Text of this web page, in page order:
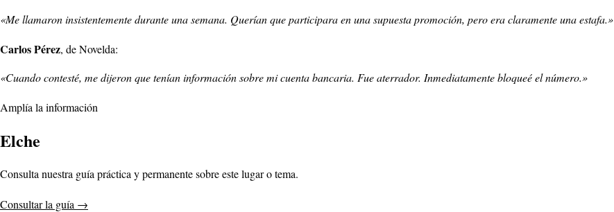
«Me llamaron insistentemente durante una semana. Querían que participara en una supuesta promoción, pero era claramente una estafa.»
Carlos Pérez, de Novelda:
«Cuando contesté, me dijeron que tenían información sobre mi cuenta bancaria. Fue aterrador. Inmediatamente bloqueé el número.»
Amplía la información
Elche
Consulta nuestra guía práctica y permanente sobre este lugar o tema.
Consultar la guía →